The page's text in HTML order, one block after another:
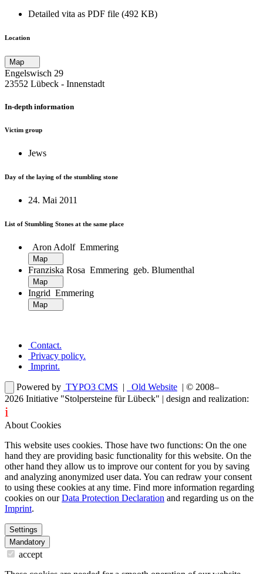
Detailed vita as PDF file (492 KB)
Location
Engelswisch 29
23552 Lübeck ‐ Innenstadt
In-depth information
Victim group
Jews
Day of the laying of the stumbling stone
24. Mai 2011
List of Stumbling Stones at the same place
Aron Adolf Emmering
Franziska Rosa Emmering geb. Blumenthal
Ingrid Emmering
Contact.
Privacy policy.
Imprint.
Powered by TYPO3 CMS | Old Website | © 2008–
2026 Initiative "Stolpersteine für Lübeck" | design and realization:
i
About Cookies
This website uses cookies. Those have two functions: On the one
hand they are providing basic functionality for this website. On the
other hand they allow us to improve our content for you by saving
and analyzing anonymized user data. You can redraw your consent
to using these cookies at any time. Find more information regarding
cookies on ourData Protection Declaration and regarding us on the
Imprint.
Settings
Mandatory
accept